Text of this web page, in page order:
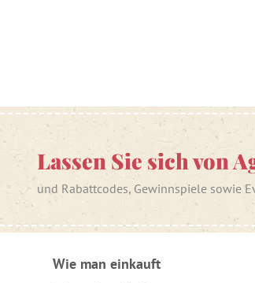
Lassen Sie sich von
und Rabattcodes, Gewinnspiele sowie
Wie man einkauft